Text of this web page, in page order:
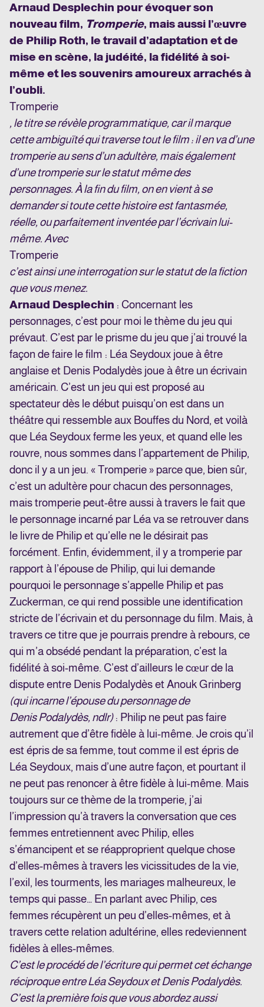
Arnaud Desplechin pour évoquer son
nouveau film, Tromperie, mais aussi l’œuvre
de Philip Roth, le travail d’adaptation et de
mise en scène, la judéité, la fidélité à soi-
même et les souvenirs amoureux arrachés à
l’oubli.
Tromperie
, le titre se révèle programmatique, car il marque
cette ambiguïté qui traverse tout le film : il en va d’une
tromperie au sens d’un adultère, mais également
d’une tromperie sur le statut même des
personnages. À la fin du film, on en vient à se
demander si toute cette histoire est fantasmée,
réelle, ou parfaitement inventée par l’écrivain lui-
même. Avec
Tromperie
c’est ainsi une interrogation sur le statut de la fiction
que vous menez.
Arnaud Desplechin : Concernant les
personnages, c’est pour moi le thème du jeu qui
prévaut. C’est par le prisme du jeu que j’ai trouvé la
façon de faire le film : Léa Seydoux joue à être
anglaise et Denis Podalydès joue à être un écrivain
américain. C’est un jeu qui est proposé au
spectateur dès le début puisqu’on est dans un
théâtre qui ressemble aux Bouffes du Nord, et voilà
que Léa Seydoux ferme les yeux, et quand elle les
rouvre, nous sommes dans l’appartement de Philip,
donc il y a un jeu. « Tromperie » parce que, bien sûr,
c’est un adultère pour chacun des personnages,
mais tromperie peut-être aussi à travers le fait que
le personnage incarné par Léa va se retrouver dans
le livre de Philip et qu’elle ne le désirait pas
forcément. Enfin, évidemment, il y a tromperie par
rapport à l’épouse de Philip, qui lui demande
pourquoi le personnage s’appelle Philip et pas
Zuckerman, ce qui rend possible une identification
stricte de l’écrivain et du personnage du film. Mais, à
travers ce titre que je pourrais prendre à rebours, ce
qui m’a obsédé pendant la préparation, c’est la
fidélité à soi-même. C’est d’ailleurs le cœur de la
dispute entre Denis Podalydès et Anouk Grinberg
(qui incarne l’épouse du personnage de
Denis Podalydès, ndlr): Philip ne peut pas faire
autrement que d’être fidèle à lui-même. Je crois qu’il
est épris de sa femme, tout comme il est épris de
Léa Seydoux, mais d’une autre façon, et pourtant il
ne peut pas renoncer à être fidèle à lui-même. Mais
toujours sur ce thème de la tromperie, j’ai
l’impression qu’à travers la conversation que ces
femmes entretiennent avec Philip, elles
s’émancipent et se réapproprient quelque chose
d’elles-mêmes à travers les vicissitudes de la vie,
l’exil, les tourments, les mariages malheureux, le
temps qui passe… En parlant avec Philip, ces
femmes récupèrent un peu d’elles-mêmes, et à
travers cette relation adultérine, elles redeviennent
fidèles à elles-mêmes.
C’est le procédé de l’écriture qui permet cet échange
réciproque entre Léa Seydoux et Denis Podalydès.
C’est la première fois que vous abordez aussi